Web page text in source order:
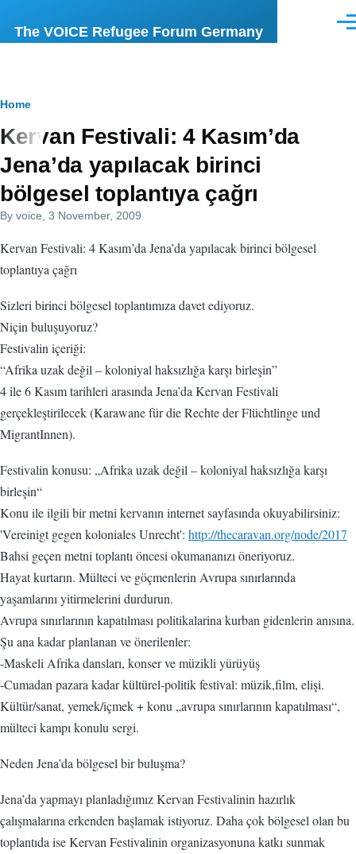
The VOICE Refugee Forum Germany
Breadcrumb
Home
Kervan Festivali: 4 Kasım’da
Jena’da yapılacak birinci
bölgesel toplantıya çağrı
By voice , 3 November, 2009
Kervan Festivali: 4 Kasım’da Jena’da yapılacak birinci bölgesel
toplantıya çağrı
Sizleri birinci bölgesel toplantımıza davet ediyoruz.
Niçin buluşuyoruz?
Festivalin içeriği:
“Afrika uzak değil – koloniyal haksızlığa karşı birleşin”
4 ile 6 Kasım tarihleri arasında Jena’da Kervan Festivali
gerçekleştirilecek (Karawane für die Rechte der Flüchtlinge und
MigrantInnen).
Festivalin konusu: „Afrika uzak değil – koloniyal haksızlığa karşı
birleşin“
Konu ile ilgili bir metni kervanın internet sayfasında okuyabilirsiniz:
'Vereinigt gegen koloniales Unrecht': http://thecaravan.org/node/2017
Bahsi geçen metni toplantı öncesi okumananızı öneriyoruz.
Hayat kurtarın. Mülteci ve göçmenlerin Avrupa sınırlarında
yaşamlarını yitirmelerini durdurun.
Avrupa sınırlarının kapatılması politikalarina kurban gidenlerin anısına.
Şu ana kadar planlanan ve önerilenler:
-Maskeli Afrika dansları, konser ve müzikli yürüyüş
-Cumadan pazara kadar kültürel-politik festival: müzik,film, elişi.
Kültür/sanat, yemek/içmek + konu „avrupa sınırlarının kapatılması“,
mülteci kampı konulu sergi.
Neden Jena’da bölgesel bir buluşma?
Jena’da yapmayı planladığımız Kervan Festivalinin hazırlık
çalışmalarına erkenden başlamak istiyoruz. Daha çok bölgesel olan bu
toplantıda ise Kervan Festivalinin organizasyonuna katkı sunmak